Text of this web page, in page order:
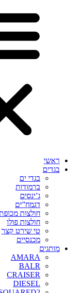
ראשי
בגדים
בגדי ים
ברמודות
ג’ינסים
דגמח”ים
חולצות
חולצות פולו
טי שירט קצר
מכנסיים
מותגים
AMARA
BALR
CRAISER
DIESEL